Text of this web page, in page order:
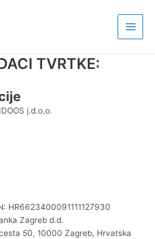
Main
TVRTKE:
j.d.o.o.
HR6623400091111127930
Zagreb d.d.
50, 10000 Zagreb, Hrvatska